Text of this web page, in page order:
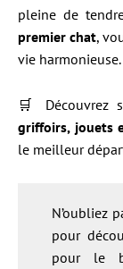
pleine de
premier chat,
vie harmonieuse.
🛒 Découvrez
griffoirs, jouets
le meilleur
N’oubliez
pour
pour le